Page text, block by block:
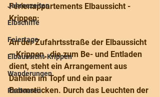
Jahreszeiten
Elbschiffe
Feiertage
Elbaussicht-Krippen
Wanderungen
Radtouren
Ferienappartements Elbaussicht -
Krippen:
An der Zufahrtsstraße der Elbaussicht
– Krippen,  die zum Be- und Entladen
dient, steht ein Arrangement aus
Dahlien im Topf und ein paar
Baumstücken. Durch das Leuchten der